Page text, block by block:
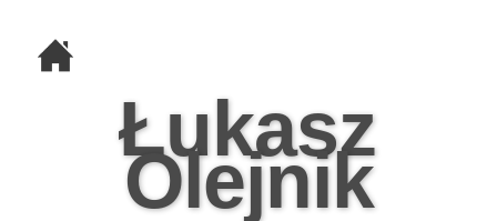
Łukasz
Olejnik